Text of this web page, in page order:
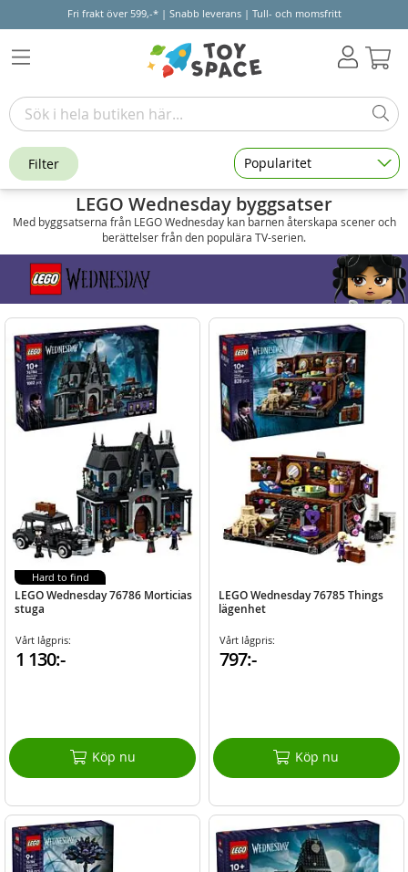
Fri frakt över 599,-* | Snabb leverans | Tull- och momsfritt
LEGO Wednesday byggsatser
Med byggsatserna från LEGO Wednesday kan barnen återskapa scener och
berättelser från den populära TV-serien.
LEGO Wednesday 76786 Morticias
stuga
Vårt lågpris:
1 130:-
Köp nu
Hard to find
LEGO Wednesday 76785 Things
lägenhet
Vårt lågpris:
797:-
Köp nu
Filter Popularitet